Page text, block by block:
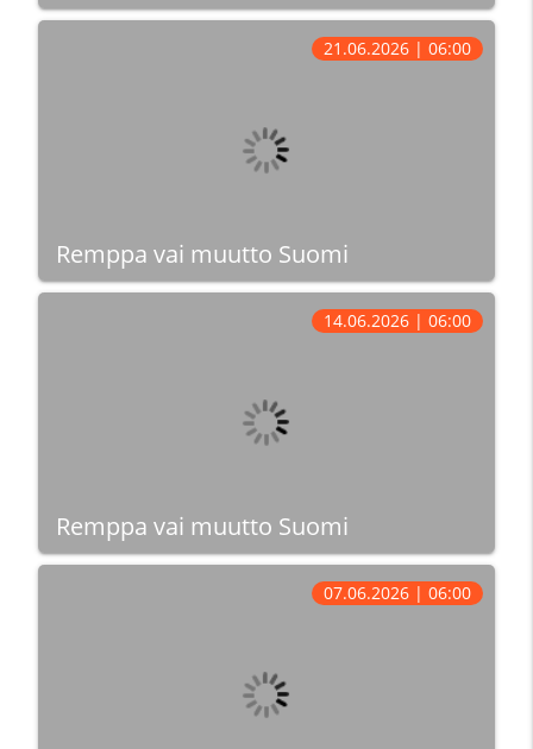
Remppa vai muutto Suomi
21.06.2026 | 06:00
Remppa vai muutto Suomi
14.06.2026 | 06:00
07.06.2026 | 06:00